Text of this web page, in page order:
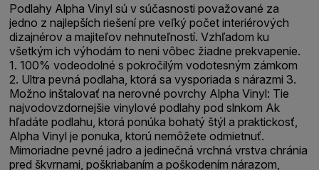
Podlahy Alpha Vinyl sú v súčasnosti považované za
jedno z najlepších riešení pre veľký počet interiérových
dizajnérov a majiteľov nehnuteľností. Vzhľadom ku
všetkým ich výhodám to neni vôbec žiadne prekvapenie.
1. 100% vodeodolné s pokročilým vodotesným zámkom
2. Ultra pevná podlaha, ktorá sa vysporiada s nárazmi 3.
Možno inštalovať na nerovné povrchy Alpha Vinyl: Tie
najvodovzdornejšie vinylové podlahy pod slnkom Ak
hľadáte podlahu, ktorá ponúka bohatý štýl a praktickosť,
Alpha Vinyl je ponuka, ktorú nemôžete odmietnuť.
Mimoriadne pevné jadro a jedinečná vrchná vrstva chránia
pred škvrnami, poškriabaním a poškodením nárazom,